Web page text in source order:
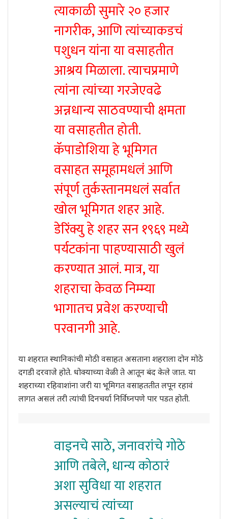
त्याकाळी सुमारे २० हजार
नागरीक, आणि त्यांच्याकडचं
पशुधन यांना या वसाहतीत
आश्रय मिळाला. त्याचप्रमाणे
त्यांना त्यांच्या गरजेएवढे
अन्नधान्य साठवण्याची क्षमता
या वसाहतीत होती.
कॅपाडोशिया हे भूमिगत
वसाहत समूहामधलं आणि
संपूर्ण तुर्कस्तानमधलं सर्वात
खोल भूमिगत शहर आहे.
डेरिंक्यु हे शहर सन १९६९ मध्ये
पर्यटकांना पाहण्यासाठी खुलं
करण्यात आलं. मात्र, या
शहराचा केवळ निम्म्या
भागातच प्रवेश करण्याची
परवानगी आहे.
या शहरात स्थानिकांची मोठी वसाहत असताना शहराला दोन मोठे
दगडी दरवाजे होते. धोक्याच्या वेळी ते आतून बंद केले जात. या
शहराच्या रहिवाशांना जरी या भूमिगत वसाहततीत लपून रहावं
लागत असलं तरी त्यांची दिनचर्या निर्विघ्नपणे पार पडत होती.
वाइनचे साठे, जनावरांचे गोठे
आणि तबेले, धान्य कोठारं
अशा सुविधा या शहरात
असल्याचं त्यांच्या